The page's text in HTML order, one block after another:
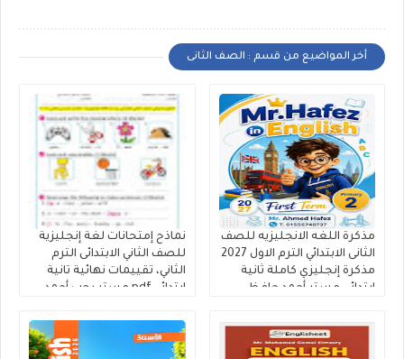
أخر المواضيع من قسم : الصف الثانى
مذكرة اللغه الانجليزيه للصف
الثانى الابتدائي الترم الاول 2027
مذكرة إنجليزي كاملة ثانية
ابتدائى مستر أحمد حافظ
نماذح إمتحانات لغة إنجليزية
للصف الثاني الابتدائى الترم
الثاني، تقييمات نهائية تانية
ابتدائي pdf مستر رجب أحمد